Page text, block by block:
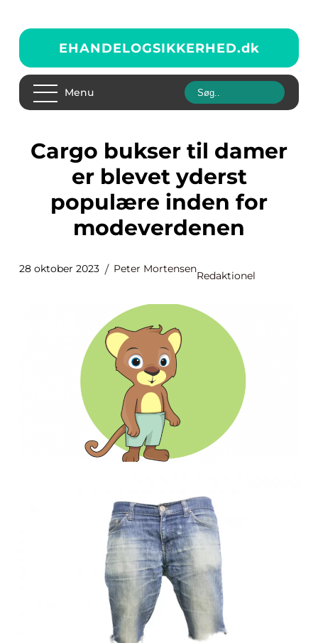
EHANDELOGSIKKERHED.dk
Menu
Cargo bukser til damer
er blevet yderst
populære inden for
modeverdenen
28 oktober 2023 Peter Mortensen
Redaktionel